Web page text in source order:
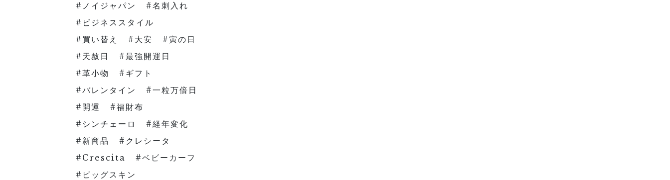
ノイジャパン
名刺入れ
ビジネススタイル
買い替え
大安
寅の日
天赦日
最強開運日
革小物
ギフト
バレンタイン
一粒万倍日
開運
福財布
シンチェーロ
経年変化
新商品
クレシータ
Crescita
ベビーカーフ
ピッグスキン